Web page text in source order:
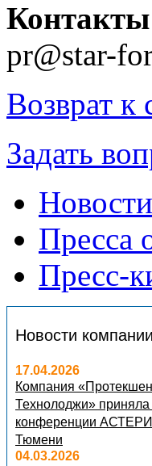
pr@star-
Возврат к
Задать
Пресса
Пресс-
Новости компании
17.04.2026
Компания «Протекшен
Технолоджи» приняла
конференции
Тюмени
04.03.2026